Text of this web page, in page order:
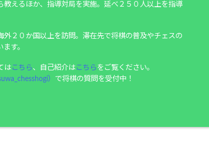
教えるほか、指導対局を実施。延べ２５０人以上を指導
外２０か国以上を訪問。滞在先で将棋の普及やチェスの
す。
は こちら 、自己紹介は こちら をご覧ください。
） で将棋の質問を受付中！